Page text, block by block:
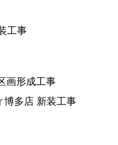
工事
画形成工事
博多店 新装工事